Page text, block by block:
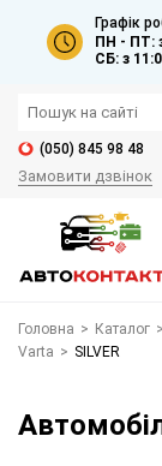
Графік
ПН - ПТ:
СБ: з
(050) 845 98 48
Замовити дзвінок
Головна > Каталог >
Varta > SILVER